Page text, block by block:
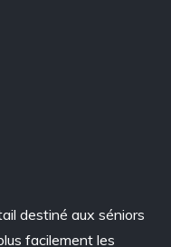
destiné aux séniors
facilement les